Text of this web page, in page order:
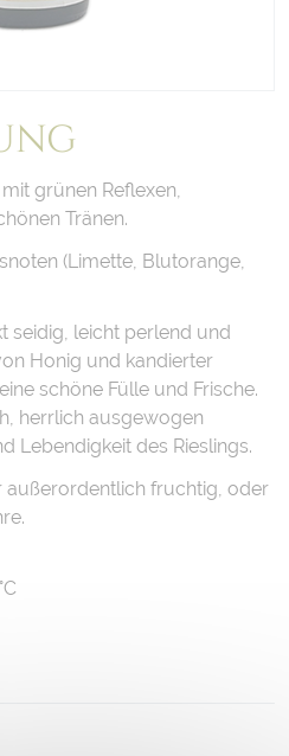
grünen Reflexen,
Tränen.
(Limette, Blutorange,
seidig, leicht perlend und
Honig und kandierter
schöne Fülle und Frische.
herrlich ausgewogen
Lebendigkeit des Rieslings.
außerordentlich fruchtig, oder